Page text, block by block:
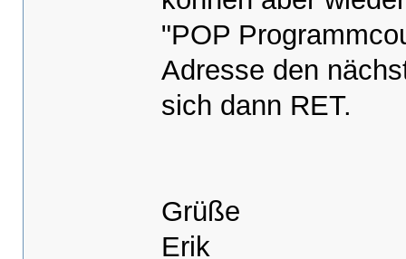
"POP
Adresse den
sich dann RET.
Grüße
Erik